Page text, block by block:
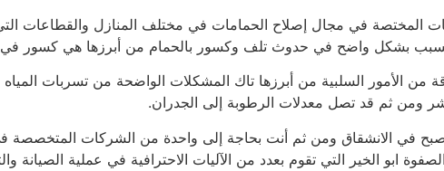
المختصة في مجال إصلاح الحمامات في مختلف المنازل والقطاعات
بشكل واضح في حدوث تلف وكسور بالحمام من أبرزها هي كسور في
من الأمور السلبية من أبرزها تاك المشكلات الواضحة من تسربات
ومن ثم قد تصل معدلات الرطوبة إلى الجدران.
في الانشقاق ومن ثم أنت بحاجة إلى واحدة من الشركات
ابو الخير التي تقوم بعدد من الآليات الاحترافية في عملية الصيانة